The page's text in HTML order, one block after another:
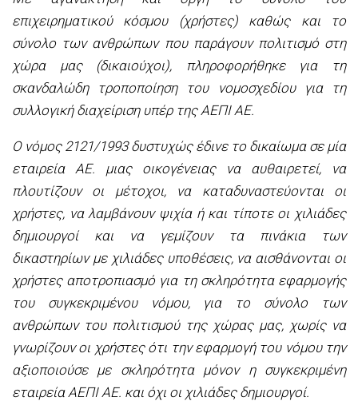
επιχειρηματικού κόσμου (χρήστες) καθώς και το
σύνολο των ανθρώπων που παράγουν πολιτισμό στη
χώρα μας (δικαιούχοι), πληροφορήθηκε για τη
σκανδαλώδη τροποποίηση του νομοσχεδίου για τη
συλλογική διαχείριση υπέρ της ΑΕΠΙ ΑΕ.
Ο νόμος 2121/1993 δυστυχώς έδινε το δικαίωμα σε μία
εταιρεία ΑΕ. μιας οικογένειας να αυθαιρετεί, να
πλουτίζουν οι μέτοχοι, να καταδυναστεύονται οι
χρήστες, να λαμβάνουν ψιχία ή και τίποτε οι χιλιάδες
δημιουργοί και να γεμίζουν τα πινάκια των
δικαστηρίων με χιλιάδες υποθέσεις, να αισθάνονται οι
χρήστες αποτροπιασμό για τη σκληρότητα εφαρμογής
του συγκεκριμένου νόμου, για το σύνολο των
ανθρώπων του πολιτισμού της χώρας μας, χωρίς να
γνωρίζουν οι χρήστες ότι την εφαρμογή του νόμου την
αξιοποιούσε με σκληρότητα μόνον η συγκεκριμένη
εταιρεία ΑΕΠΙ ΑΕ. και όχι οι χιλιάδες δημιουργοί.